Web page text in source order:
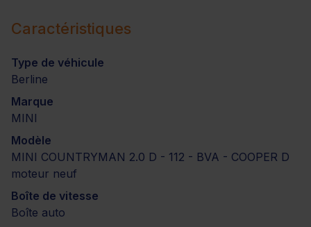
Caractéristiques
Type de véhicule
Berline
Marque
MINI
Modèle
MINI COUNTRYMAN 2.0 D - 112 - BVA - COOPER D
moteur neuf
Boîte de vitesse
Boîte auto